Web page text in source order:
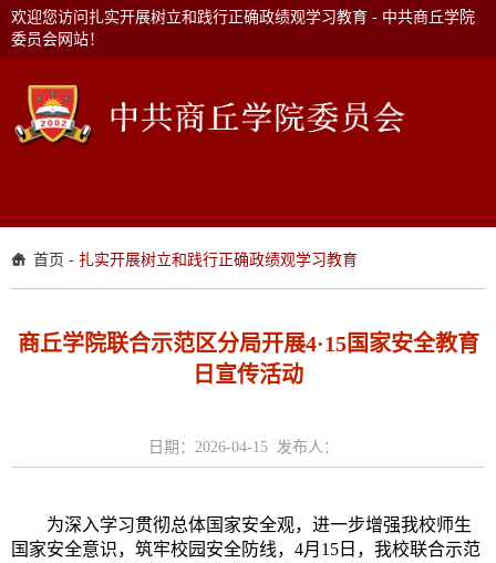
欢迎您访问扎实开展树立和践行正确政绩观学习教育 - 中共商丘学院
委员会网站！
首页 - 扎实开展树立和践行正确政绩观学习教育
商丘学院联合示范区分局开展4·15国家安全教育
日宣传活动
日期：2026-04-15 发布人：
为深入学习贯彻总体国家安全观，进一步增强我校师生
国家安全意识，筑牢校园安全防线， 4月15日 ，我校联合示范